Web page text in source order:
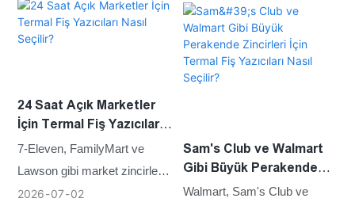
talebi ve daha kısa çalışma
saatleriyle faaliyet gösterirler.
alanlarda ve markalı
perakende ortamlarında
faaliyet gösterir.
24 Saat Açık Marketler
İçin Termal Fiş Yazıcıları
Nasıl Seçilir?
7-Eleven, FamilyMart ve
Lawson gibi market zincirleri
uzun çalışma saatleri, sürekli
2026 07 02
Sam's Club ve Walmart
Gibi Büyük Perakende
Zincirleri İçin Termal Fiş
Walmart, Sam's Club ve